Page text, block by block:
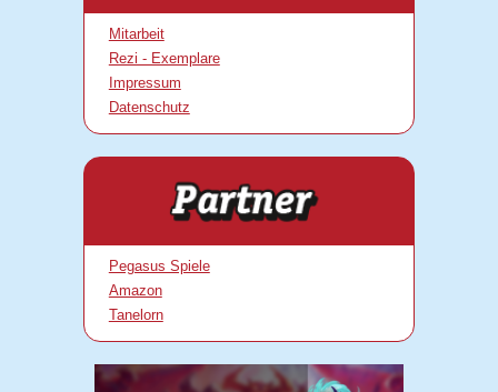
Mitarbeit
Rezi - Exemplare
Impressum
Datenschutz
Pegasus Spiele
Amazon
Tanelorn